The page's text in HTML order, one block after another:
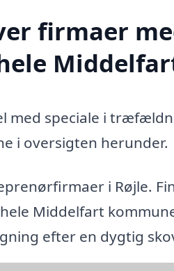
firmaer
med speciale i
i oversigten herunder.
i Røjle.
Middelfart
efter en dygtig